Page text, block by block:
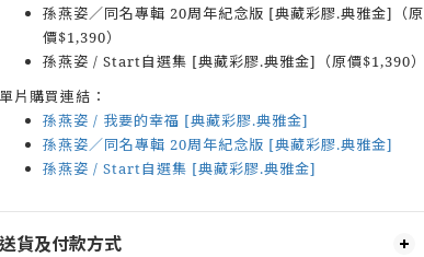
孫燕姿／同名專輯 20周年紀念版 [典藏彩膠.典雅金]（原
價$1,390）
孫燕姿 / Start自選集 [典藏彩膠.典雅金]（原價$1,390）
單片購買連結：
孫燕姿 / 我要的幸福 [典藏彩膠.典雅金]
孫燕姿／同名專輯 20周年紀念版 [典藏彩膠.典雅金]
孫燕姿 / Start自選集 [典藏彩膠.典雅金]
送貨及付款方式